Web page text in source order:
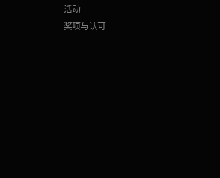
活动
奖项与认可